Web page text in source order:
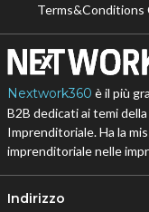
Nextwork360 è il più
B2B dedicati ai temi
Imprenditoriale. Ha la
imprenditoriale nelle
Indirizzo